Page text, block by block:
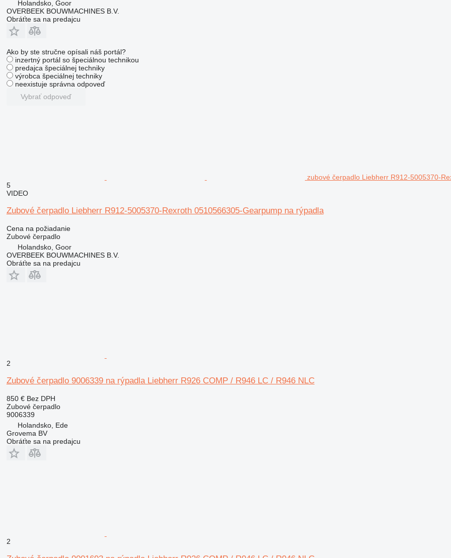
Holandsko, Goor
OVERBEEK BOUWMACHINES B.V.
Obráťte sa na predajcu
Ako by ste stručne opísali náš portál?
inzertný portál so špeciálnou technikou
predajca špeciálnej techniky
výrobca špeciálnej techniky
neexistuje správna odpoveď
Vybrať odpoveď
zubové čerpadlo Liebherr R912-5005370-
5
VIDEO
Zubové čerpadlo Liebherr R912-5005370-Rexroth 0510566305-Gearpump na rýpadla
Cena na požiadanie
Zubové čerpadlo
Holandsko, Goor
OVERBEEK BOUWMACHINES B.V.
Obráťte sa na predajcu
2
Zubové čerpadlo 9006339 na rýpadla Liebherr R926 COMP / R946 LC / R946 NLC
850 € Bez DPH
Zubové čerpadlo
9006339
Holandsko, Ede
Grovema BV
Obráťte sa na predajcu
2